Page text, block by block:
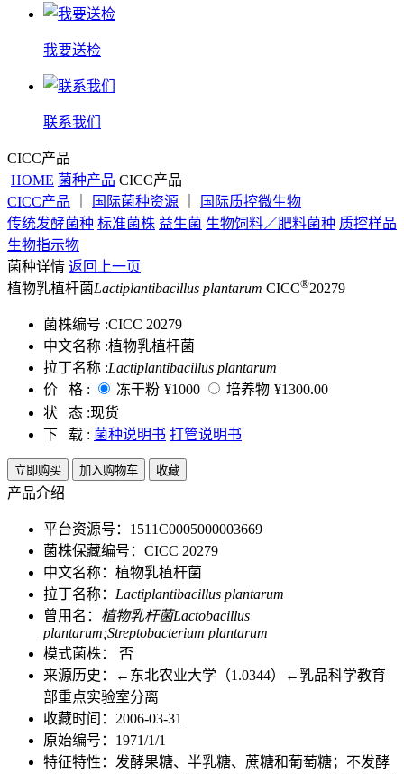
我要送检
联系我们
CICC产品
HOME 菌种产品 CICC产品
CICC产品
国际菌种资源
国际质控微生物
传统发酵菌种 标准菌株 益生菌 生物饲料／肥料菌种 质控样品
生物指示物
菌种详情 返回上一页
植物乳植杆菌Lactiplantibacillus plantarum CICC®20279
菌株编号 :CICC 20279
中文名称 :植物乳植杆菌
拉丁名称 :Lactiplantibacillus plantarum
价 格 :
冻干粉 ¥1000 培养物 ¥1300.00
状 态 :现货
下 载 : 菌种说明书 打管说明书
立即购买 加入购物车 收藏
产品介绍
平台资源号：1511C0005000003669
菌株保藏编号：CICC 20279
中文名称：植物乳植杆菌
拉丁名称： Lactiplantibacillus plantarum
曾用名： 植物乳杆菌Lactobacillus
plantarum;Streptobacterium plantarum
模式菌株： 否
来源历史：←东北农业大学（1.0344）←乳品科学教育
部重点实验室分离
收藏时间：2006-03-31
原始编号：1971/1/1
特征特性：发酵果糖、半乳糖、蔗糖和葡萄糖；不发酵